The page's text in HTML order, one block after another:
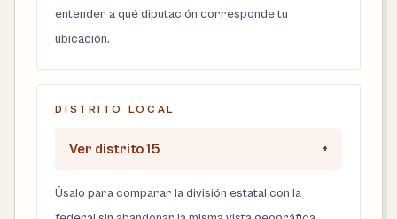
entender a qué diputación corresponde tu
ubicación.
DISTRITO LOCAL
Ver distrito 15 +
Úsalo para comparar la división estatal con la